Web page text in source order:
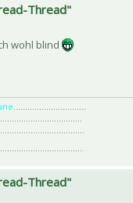
Thread"
wohl blind
Thread"